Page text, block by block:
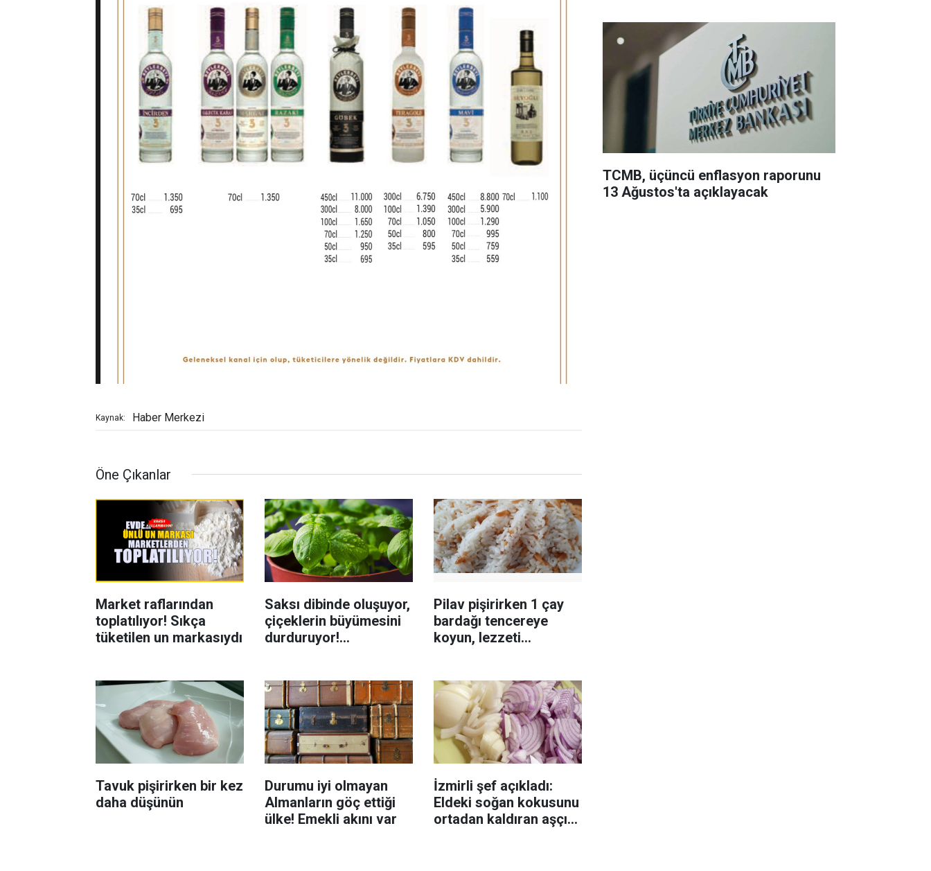
Kaynak: Haber Merkezi
Öne Çıkanlar
Market raflarından
toplatılıyor! Sıkça
tüketilen un markasıydı
Saksı dibinde oluşuyor,
çiçeklerin büyümesini
durduruyor!
Pilav pişirirken 1 çay
bardağı tencereye
koyun, lezzeti
Tavuk pişirirken bir kez
daha düşünün
Durumu iyi olmayan
Almanların göç ettiği
ülke! Emekli akını var
İzmirli şef açıkladı:
Eldeki soğan kokusunu
ortadan kaldıran aşçı
TCMB, üçüncü enflasyon raporunu
13 Ağustos'ta açıklayacak